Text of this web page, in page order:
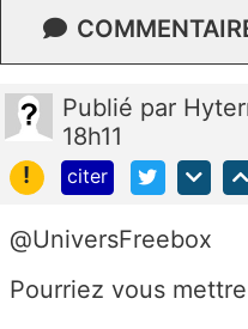
Publié par
18h11
!
citer
@UniversFreebox
Pourriez vous